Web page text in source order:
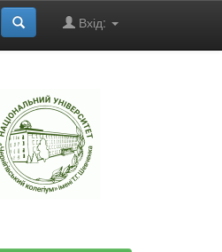
Вхід: